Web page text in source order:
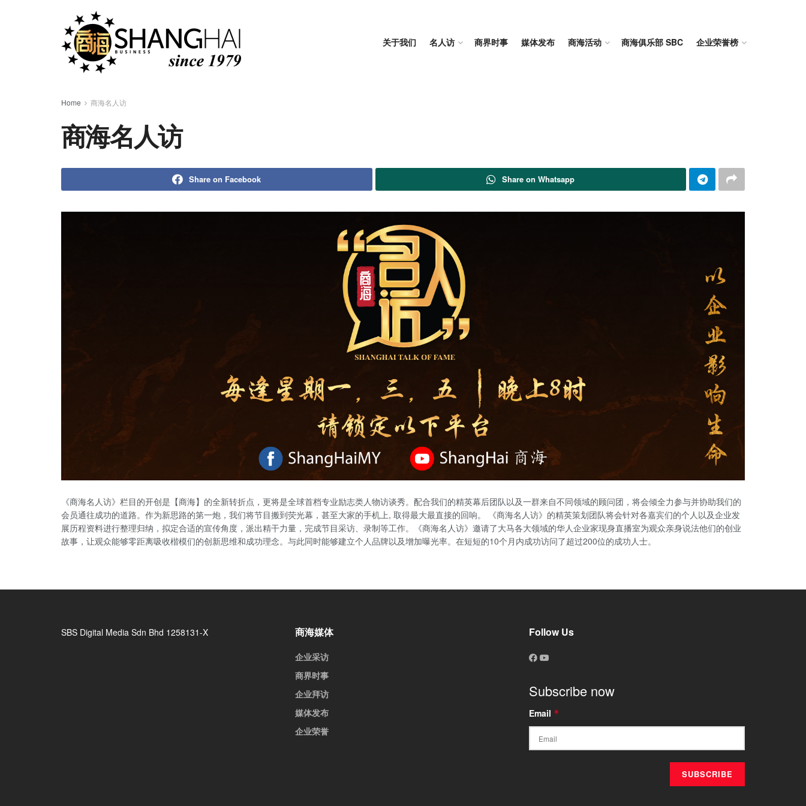
关于我们 名人访 商界时事 媒体发布 商海活动 商海俱乐部 SBC 企业荣誉榜
Home 商海名人访
商海名人访
Share on Facebook Share on Whatsapp
《商海名人访》栏目的开创是【商海】的全新转折点，更将是全球首档专业励志类人物访谈秀。配合我们的精英幕后团队以及一群来自不同领域的顾问团，将会倾全力参与并协助我们的
会员通往成功的道路。作为新思路的第一炮，我们将节目搬到荧光幕，甚至大家的手机上, 取得最大最直接的回响。 《商海名人访》的精英策划团队将会针对各嘉宾们的个人以及企业发
展历程资料进行整理归纳，拟定合适的宣传角度，派出精干力量，完成节目采访、录制等工作。《商海名人访》邀请了大马各大领域的华人企业家现身直播室为观众亲身说法他们的创业
故事，让观众能够零距离吸收楷模们的创新思维和成功理念。与此同时能够建立个人品牌以及增加曝光率。在短短的10个月内成功访问了超过200位的成功人士。
SBS Digital Media Sdn Bhd 1258131-X 商海媒体
企业采访
商界时事
企业拜访
媒体发布
企业荣誉
Follow Us
Subscribe now
Email *